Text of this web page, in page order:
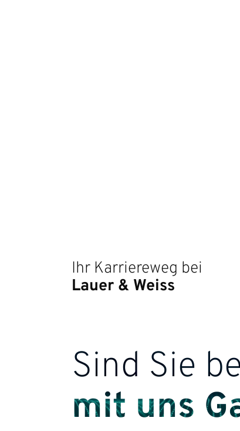
Ihr Karriereweg bei
Lauer & Weiss
Sind Sie
mit uns